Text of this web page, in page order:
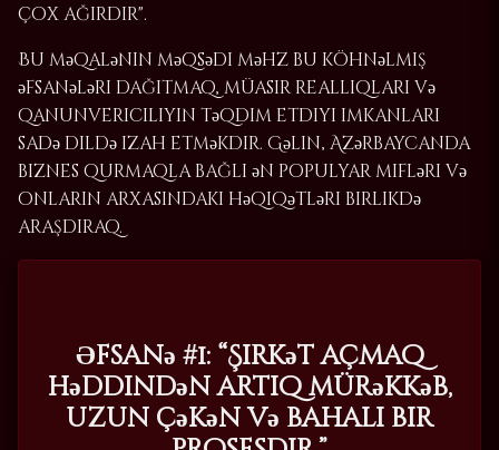
çox ağırdır".
Bu məqalənin məqsədi məhz bu köhnəlmiş
əfsanələri dağıtmaq, müasir reallıqları və
qanunvericiliyin təqdim etdiyi imkanları
sadə dildə izah etməkdir. Gəlin, Azərbaycanda
biznes qurmaqla bağlı ən populyar mifləri və
onların arxasındakı həqiqətləri birlikdə
araşdıraq.
Əfsanə #1: “Şirkət açmaq
həddindən artıq mürəkkəb,
uzun çəkən və bahalı bir